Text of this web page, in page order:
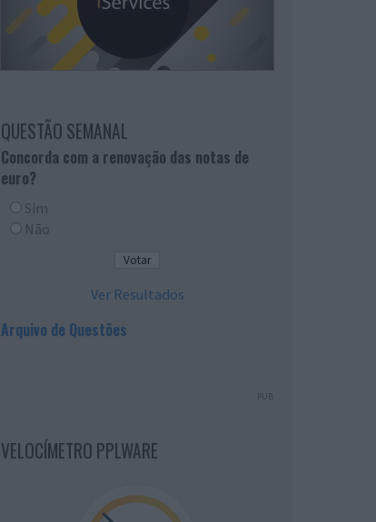
QUESTÃO SEMANAL
Concorda com a renovação das notas de
euro?
Sim
Não
Ver Resultados
Arquivo de Questões
PUB
VELOCÍMETRO PPLWARE